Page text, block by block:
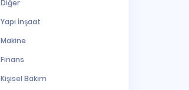
Diğer
Yapı İnşaat
Makine
Finans
Kişisel Bakım